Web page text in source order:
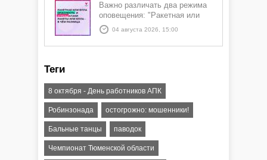
Важно различать два режима
оповещения: "Ракетная или
БПЛА опасность" и "Угроза
атаки ракеты или БПЛА"
04 августа 2026, 15:00
Теги
8 октября - День работников АПК
Робинзонада остогрожно: мошенники!
Бальные танцы паводок
Чемпионат Тюменской области